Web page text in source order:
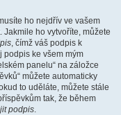
ho nejdřív ve vašem
Jakmile ho vytvoříte, můžete
, čímž váš podpis k
podpis ke všem mým
panelu“ na záložce
můžete automaticky
to uděláte, můžete stále
tak, že během
podpis.